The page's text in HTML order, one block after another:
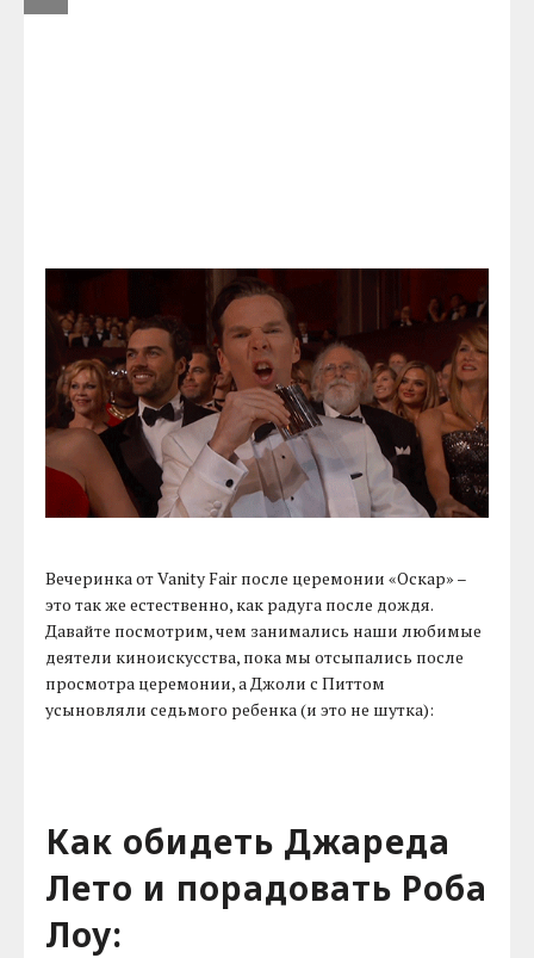
Вечеринка от Vanity Fair после церемонии «Оскар» –
это так же естественно, как радуга после дождя.
Давайте посмотрим, чем занимались наши любимые
деятели киноискусства, пока мы отсыпались после
просмотра церемонии, а Джоли с Питтом
усыновляли седьмого ребенка (и это не шутка):
Как обидеть Джареда
Лето и порадовать Роба
Лоу: